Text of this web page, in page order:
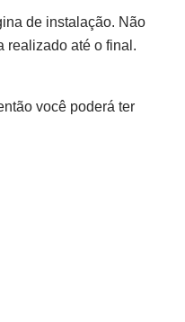
de instalação. Não
realizado até o final.
você poderá ter